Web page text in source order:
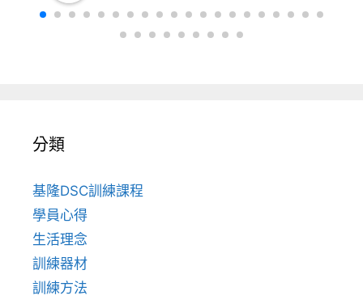
分類
基隆DSC訓練課程
學員心得
生活理念
訓練器材
訓練方法